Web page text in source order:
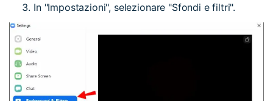
In "Impostazioni", selezionare "Sfondi e filtri".